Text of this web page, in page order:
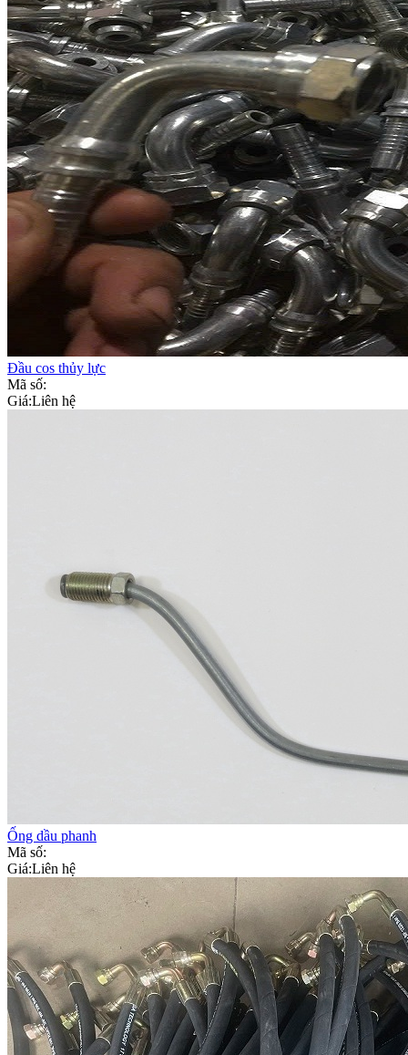
Đầu cos thủy lực
Mã số:
Giá:Liên hệ
Ống dầu phanh
Mã số:
Giá:Liên hệ